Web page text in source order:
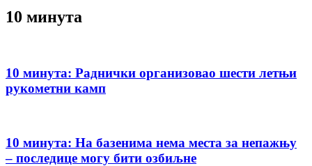
10 минута
10 минута: Раднички организовао шести летњи
рукометни камп
10 минута: На базенима нема места за непажњу
– последице могу бити озбиљне